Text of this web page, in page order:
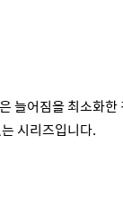
늘어짐을 최소화
시리즈입니다.